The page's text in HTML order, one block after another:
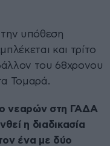
την υπόθεση
και τρίτο
του 68χρονου
Τομαρά.
νεαρών στη ΓΑΔΑ
η διαδικασία
ένα με δύο